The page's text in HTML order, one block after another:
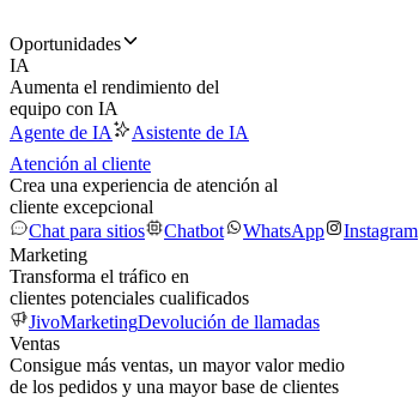
Oportunidades
IA
Aumenta el rendimiento del
equipo con IA
Agente de IA
Asistente de IA
Atención al cliente
Crea una experiencia de atención al
cliente excepcional
Chat para sitios
Chatbot WhatsApp Instagram
Marketing
Transforma el tráfico en
clientes potenciales cualificados
JivoMarketingDevolución de llamadas
Ventas
Consigue más ventas, un mayor valor medio
de los pedidos y una mayor base de clientes